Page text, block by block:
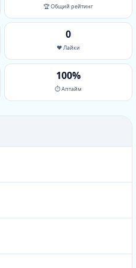
🏆 Общий рейтинг
0
❤️ Лайки
100%
⏱ Аптайм